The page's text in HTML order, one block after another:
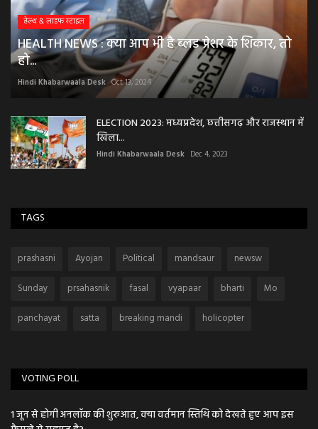
हेल्थ & लाइफ स्टाइल
HEALTH NEWS : क्या आप भी है ब्लड प्रेशर के शिकार, तो
हो...
Hindi Khabarwaala Desk Oct 13, 2024
ELECTION 2023: मध्यप्रदेश, छत्तीसगढ़ और राजस्थान में
खिला...
Hindi Khabarwaala Desk Dec 4, 2023
TAGS
prashasni Ayojan Political mandsaur
newsw
Sunday
prsahasnik fasal vyapaar bharti
Mo
panchayat
satta breaking mandi holicopter
VOTING POLL
1 जून से होगी अनलॉक की शुरुआत, क्या वर्तमान स्तिथि को देखते हुए आप इस